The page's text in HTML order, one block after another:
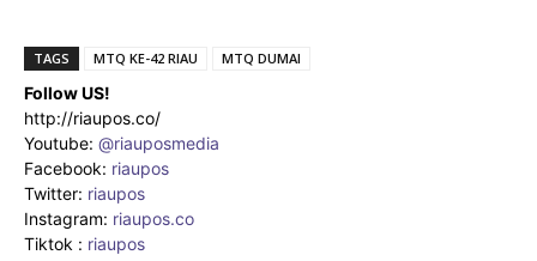
TAGS MTQ KE-42 RIAU MTQ DUMAI
Follow US!
http://riaupos.co/
Youtube: @riauposmedia
Facebook: riaupos
Twitter: riaupos
Instagram: riaupos.co
Tiktok : riaupos